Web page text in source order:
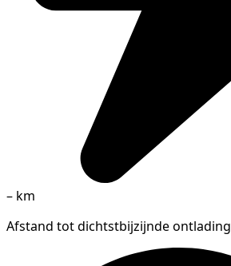
– km
Afstand tot dichtstbijzijnde ontlading